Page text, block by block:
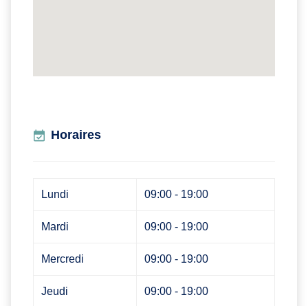
Horaires
Lundi 09:00 - 19:00
Mardi 09:00 - 19:00
Mercredi 09:00 - 19:00
Jeudi 09:00 - 19:00